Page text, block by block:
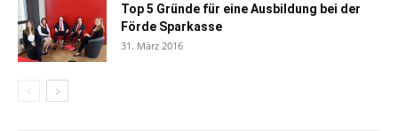
Top 5 Gründe für eine Ausbildung bei der
Förde Sparkasse
31. März 2016